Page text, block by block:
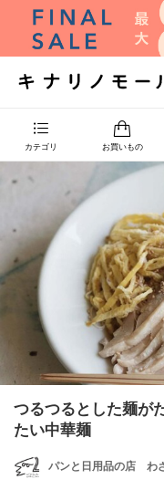
カテゴリ お買いもの
つるつるとした麺が
たい中華麺
パンと日用品の店 わ